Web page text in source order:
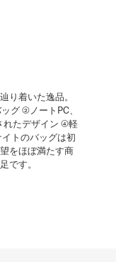
り着いた逸品。
グ ②ノートPC、
れたデザイン ④軽
トのバッグは初
をほぼ満たす商
です。